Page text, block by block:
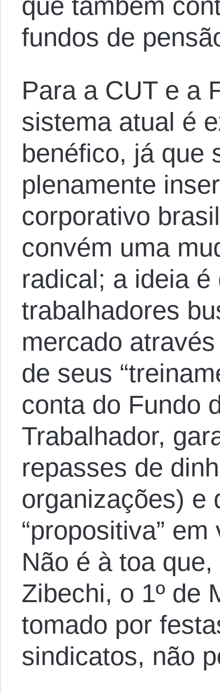
que também
fundos de
Para a CUT e a
sistema atual é
benéfico, já que
plenamente
corporativo
convém uma
radical; a ideia é
trabalhadores
mercado
de seus
conta do Fundo
Trabalhador,
repasses de
organizações) e
“propositiva”
Não é à toa
Zibechi, o 1º de
tomado por
sindicatos, não